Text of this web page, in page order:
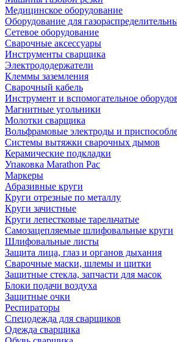
Медицинское оборудование
Оборудование для
Сетевое оборудование
Сварочные аксессуары
Инструменты сварщика
Электрододержатели
Клеммы заземления
Сварочный кабель
Инструмент и вспомогательное
Магнитные угольники
Молотки сварщика
Вольфрамовые электроды и
Системы вытяжки сварочных дымов
Керамические подкладки
Упаковка Marathon Pac
Маркеры
Абразивные круги
Круги отрезные по металлу
Круги зачистные
Круги лепестковые тарельчатые
Самозацепляемые шлифовальные круги
Шлифовальные листы
Защита лица, глаз и органов дыхания
Сварочные маски, шлемы и щитки
Защитные стекла, запчасти для масок
Блоки подачи воздуха
Защитные очки
Респираторы
Спецодежда для сварщиков
Одежда сварщика